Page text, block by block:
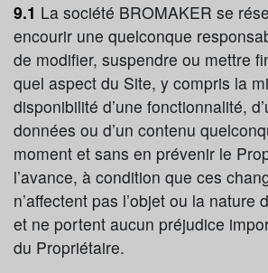
9.1 La société BROMAKER se
encourir une quelconque
de modifier, suspendre ou mettre
quel aspect du Site, y compris la
disponibilité d’une fonctionnalité,
données ou d’un contenu
moment et sans en prévenir le
l’avance, à condition que ces
n’affectent pas l’objet ou la nature
et ne portent aucun préjudice
du Propriétaire.